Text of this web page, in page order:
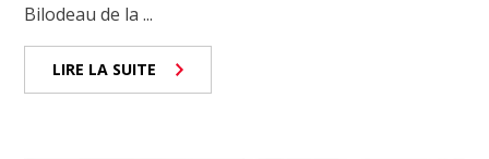
Bilodeau de la ...
LIRE LA SUITE